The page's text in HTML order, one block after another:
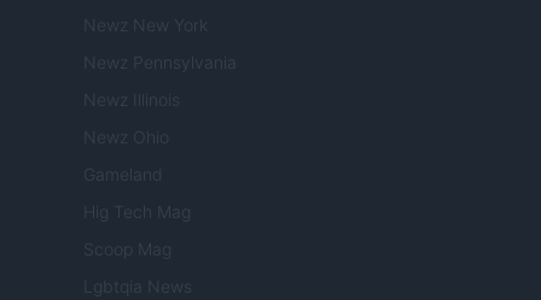
Newz New York
Newz Pennsylvania
Newz Illinois
Newz Ohio
Gameland
Hig Tech Mag
Scoop Mag
Lgbtqia News